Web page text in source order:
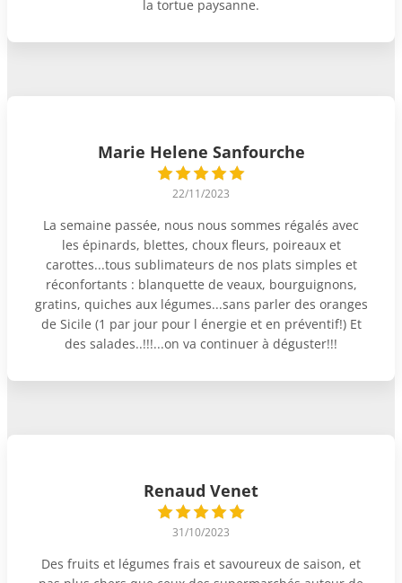
la tortue paysanne.
Marie Helene Sanfourche
22/11/2023
La semaine passée, nous nous sommes régalés avec
les épinards, blettes, choux fleurs, poireaux et
carottes...tous sublimateurs de nos plats simples et
réconfortants : blanquette de veaux, bourguignons,
gratins, quiches aux légumes...sans parler des oranges
de Sicile (1 par jour pour l énergie et en préventif!) Et
des salades..!!!...on va continuer à déguster!!!
Renaud Venet
31/10/2023
Des fruits et légumes frais et savoureux de saison, et